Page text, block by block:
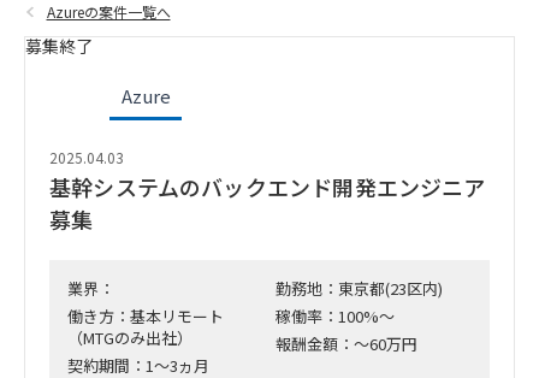
Azureの案件一覧へ
募集終了
Azure
2025.04.03
基幹システムのバックエンド開発エンジニア
募集
業界：
働き方：基本リモート
（MTGのみ出社）
契約期間：1～3ヵ月
勤務地：東京都(23区内)
稼働率：100%～
報酬金額：～60万円